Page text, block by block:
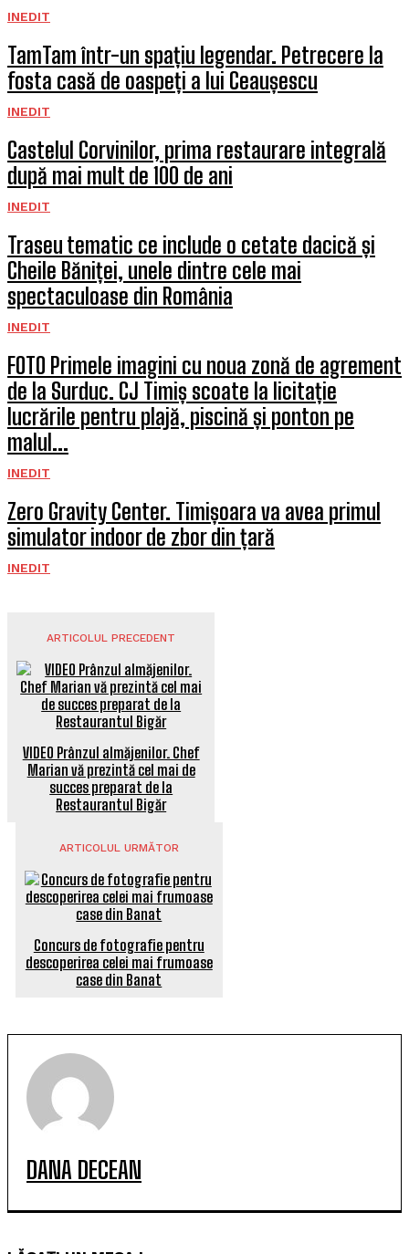
INEDIT
TamTam într-un spațiu legendar. Petrecere la
fosta casă de oaspeți a lui Ceaușescu
INEDIT
Castelul Corvinilor, prima restaurare integrală
după mai mult de 100 de ani
INEDIT
Traseu tematic ce include o cetate dacică și
Cheile Băniței, unele dintre cele mai
spectaculoase din România
INEDIT
FOTO Primele imagini cu noua zonă de agrement
de la Surduc. CJ Timiș scoate la licitație
lucrările pentru plajă, piscină și ponton pe
malul...
INEDIT
Zero Gravity Center. Timișoara va avea primul
simulator indoor de zbor din țară
INEDIT
ARTICOLUL PRECEDENT
VIDEO Prânzul almăjenilor. Chef
Marian vă prezintă cel mai de
succes preparat de la
Restaurantul Bigăr
ARTICOLUL URMĂTOR
Concurs de fotografie pentru
descoperirea celei mai frumoase
case din Banat
DANA DECEAN